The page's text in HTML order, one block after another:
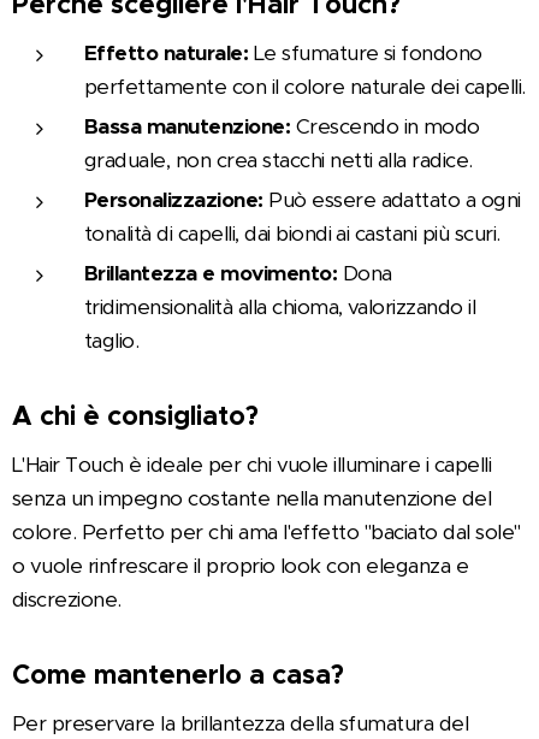
Effetto naturale: Le sfumature si fondono
perfettamente con il colore naturale dei capelli.
Bassa manutenzione: Crescendo in modo
graduale, non crea stacchi netti alla radice.
Personalizzazione: Può essere adattato a ogni
tonalità di capelli, dai biondi ai castani più scuri.
Brillantezza e movimento: Dona
tridimensionalità alla chioma, valorizzando il
taglio.
A chi è consigliato?
L'Hair Touch è ideale per chi vuole illuminare i capelli
senza un impegno costante nella manutenzione del
colore. Perfetto per chi ama l'effetto "baciato dal sole"
o vuole rinfrescare il proprio look con eleganza e
discrezione.
Come mantenerlo a casa?
Per preservare la brillantezza della sfumatura del